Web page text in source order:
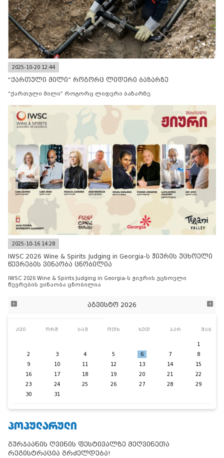
2025-10-20 12:44
“ქართული მილი” როგორც ლიდერი ბაზარზე
“ქართული მილი” როგორც ლიდერი ბაზარზე
2025-10-16 14:28
IWSC 2026 Wine & Spirits Judging in Georgia-ს ჟიურის უცხოელი
წევრების ვინაობა ცნობილია
IWSC 2026 Wine & Spirits Judging in Georgia-ს ჟიურის უცხოელი
წევრების ვინაობა ცნობილია
აგვისტო 2026
კვი ორშ სამ ოთხ ხუთ პარ შაბ
1
2
3 4 5 6 7
8
9
10 11 12 13 14
15
16
17 18 19 20 21
22
23
24 25 26 27 28
29
30
31
ᲞᲝᲞᲣᲚᲐᲠᲣᲚᲘ
გურჯაანის ღვინის ფესტივალზე მეღვინეთა
რეგისტრაცია გრძელდება!